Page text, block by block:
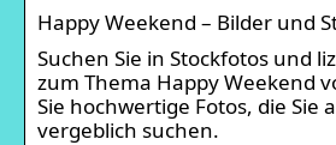
Happy Weekend – Bilder und
Suchen Sie in Stockfotos und
zum Thema Happy Weekend
Sie hochwertige Fotos, die Sie
vergeblich suchen.